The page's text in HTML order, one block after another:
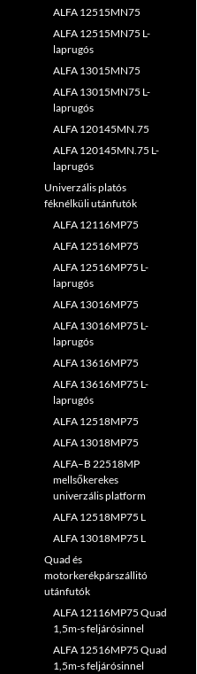
ALFA 12515MN75
ALFA 12515MN75 L-
laprugós
ALFA 13015MN75
ALFA 13015MN75 L-
laprugós
ALFA 120145MN.75
ALFA 120145MN.75 L-
laprugós
Univerzális platós
féknélküli utánfutók
ALFA 12116MP75
ALFA 12516MP75
ALFA 12516MP75 L-
laprugós
ALFA 13016MP75
ALFA 13016MP75 L-
laprugós
ALFA 13616MP75
ALFA 13616MP75 L-
laprugós
ALFA 12518MP75
ALFA 13018MP75
ALFA–B 22518MP
mellsőkerekes
univerzális platform
ALFA 12518MP75 L
ALFA 13018MP75 L
Quad és
motorkerékpárszállitó
utánfutók
ALFA 12116MP75 Quad
1,5m-s feljárósinnel
ALFA 12516MP75 Quad
1,5m-s feljárósinnel